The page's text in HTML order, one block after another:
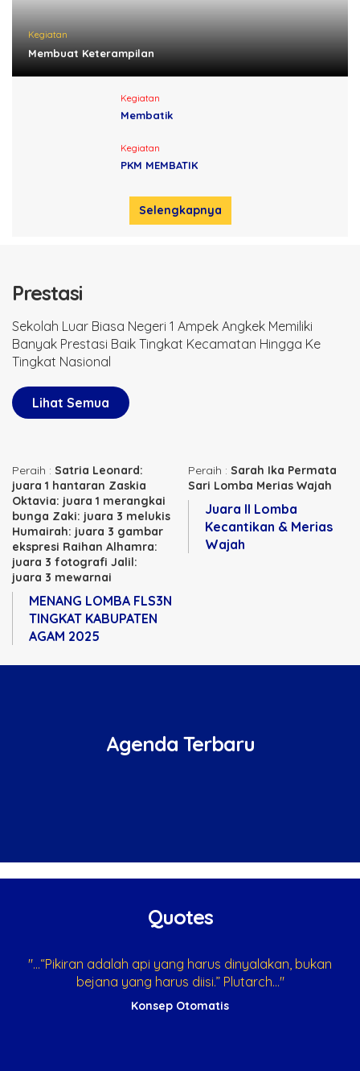
Kegiatan
Membuat Keterampilan
Kegiatan
Membatik
Kegiatan
PKM MEMBATIK
Selengkapnya
Prestasi
Sekolah Luar Biasa Negeri 1 Ampek Angkek Memiliki
Banyak Prestasi Baik Tingkat Kecamatan Hingga Ke
Tingkat Nasional
Lihat Semua
Peraih : Satria Leonard:
juara 1 hantaran Zaskia
Oktavia: juara 1 merangkai
bunga Zaki: juara 3 melukis
Humairah: juara 3 gambar
ekspresi Raihan Alhamra:
juara 3 fotografi Jalil:
juara 3 mewarnai
MENANG LOMBA FLS3N
TINGKAT KABUPATEN
AGAM 2025
Peraih : Sarah Ika Permata
Sari Lomba Merias Wajah
Juara II Lomba
Kecantikan & Merias
Wajah
Agenda Terbaru
Quotes
"...“Pikiran adalah api yang harus dinyalakan, bukan
bejana yang harus diisi.” Plutarch..."
Konsep Otomatis